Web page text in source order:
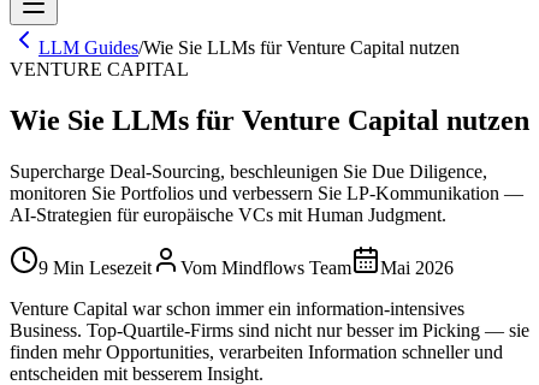
LLM Guides/Wie Sie LLMs für Venture Capital nutzen
VENTURE CAPITAL
Wie Sie LLMs für Venture Capital nutzen
Supercharge Deal-Sourcing, beschleunigen Sie Due Diligence,
monitoren Sie Portfolios und verbessern Sie LP-Kommunikation —
AI-Strategien für europäische VCs mit Human Judgment.
9 Min Lesezeit Vom Mindflows Team
Mai 2026
Venture Capital war schon immer ein information-intensives
Business. Top-Quartile-Firms sind nicht nur besser im Picking — sie
finden mehr Opportunities, verarbeiten Information schneller und
entscheiden mit besserem Insight.